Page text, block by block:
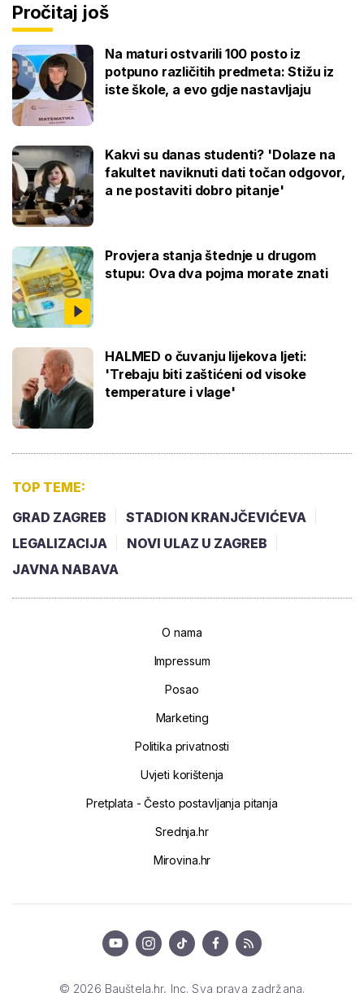
Pročitaj još
Na maturi ostvarili 100 posto iz
potpuno različitih predmeta: Stižu iz
iste škole, a evo gdje nastavljaju
Kakvi su danas studenti? 'Dolaze na
fakultet naviknuti dati točan odgovor,
a ne postaviti dobro pitanje'
Provjera stanja štednje u drugom
stupu: Ova dva pojma morate znati
HALMED o čuvanju lijekova ljeti:
'Trebaju biti zaštićeni od visoke
temperature i vlage'
TOP TEME:
GRAD ZAGREB
STADION KRANJČEVIĆEVA
LEGALIZACIJA
NOVI ULAZ U ZAGREB
JAVNA NABAVA
O nama
Impressum
Posao
Marketing
Politika privatnosti
Uvjeti korištenja
Pretplata - Često postavljanja pitanja
Srednja.hr
Mirovina.hr
© 2026 Bauštela.hr, Inc. Sva prava zadržana.